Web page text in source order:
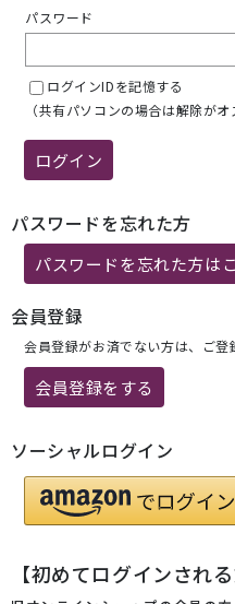
パスワード
ログインIDを記憶する
（共有パソコンの場合は解除がオ
ログイン
パスワードを忘れた方
パスワードを忘れた方は
会員登録
会員登録がお済でない方は、ご登
会員登録をする
ソーシャルログイン
【初めてログインされる